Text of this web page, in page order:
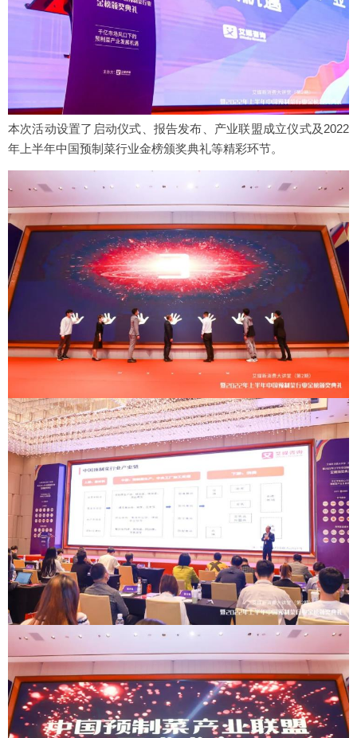
本次活动设置了启动仪式、报告发布、产业联盟成立仪式及2022
年上半年中国预制菜行业金榜颁奖典礼等精彩环节。